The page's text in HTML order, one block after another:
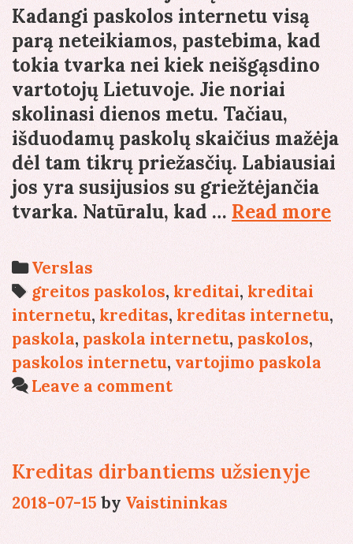
Kadangi paskolos internetu visą
parą neteikiamos, pastebima, kad
tokia tvarka nei kiek neišgąsdino
vartotojų Lietuvoje. Jie noriai
skolinasi dienos metu. Tačiau,
išduodamų paskolų skaičius mažėja
dėl tam tikrų priežasčių. Labiausiai
jos yra susijusios su griežtėjančia
tvarka. Natūralu, kad … Read more
Categories
Verslas
Tags
greitos paskolos, kreditai, kreditai
internetu, kreditas, kreditas internetu,
paskola, paskola internetu, paskolos,
paskolos internetu,vartojimo paskola
Leave a comment
Kreditas dirbantiems užsienyje
2018-07-15 by Vaistininkas